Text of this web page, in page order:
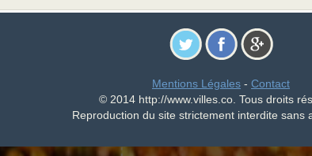
Mentions Légales - Contact
© 2014 http://www.villes.co. Tous droits
Reproduction du site strictement interdite sans